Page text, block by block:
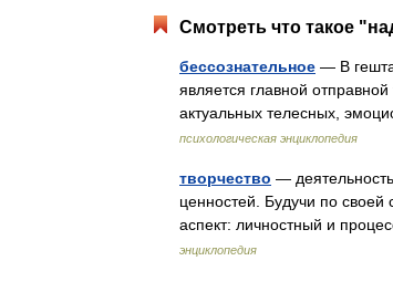
Смотреть что такое
бессознательное — В
является главной
актуальных телесных,
психологическая энциклопедия
творчество —
ценностей. Будучи по своей
аспект: личностный и
энциклопедия